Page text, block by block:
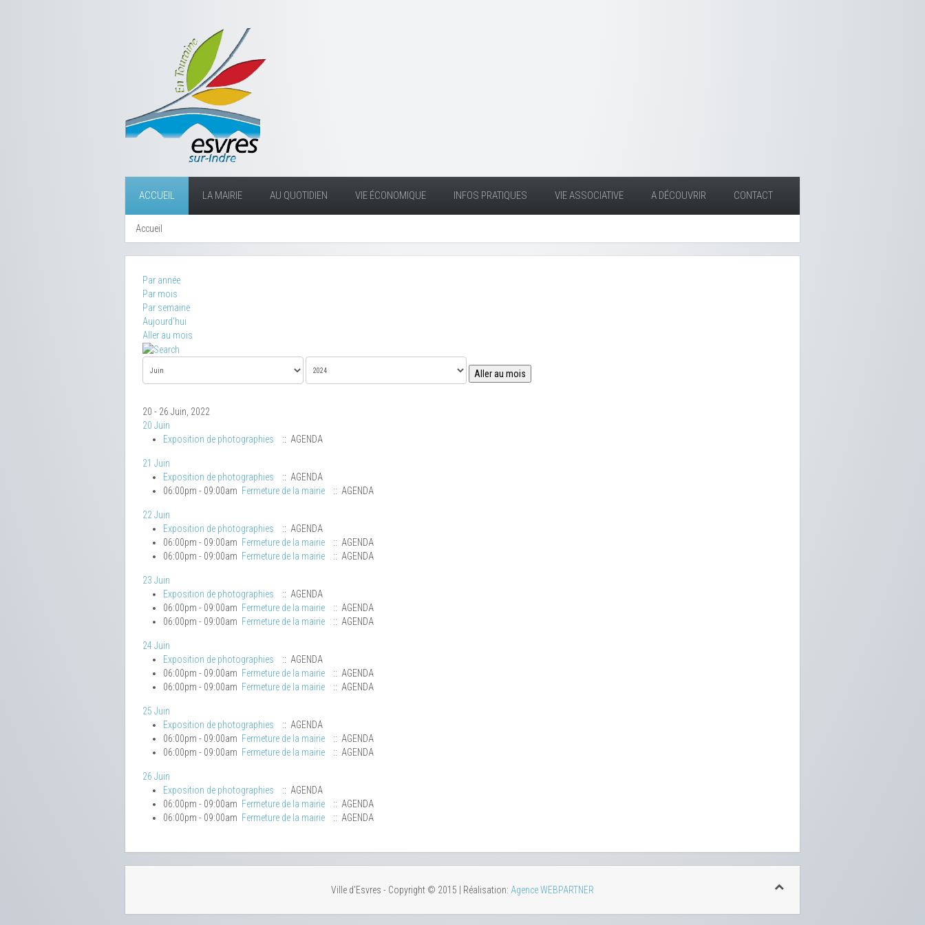
ACCUEIL LA MAIRIE AU QUOTIDIEN VIE ÉCONOMIQUE INFOS PRATIQUES VIE ASSOCIATIVE A DÉCOUVRIR CONTACT
Accueil
Par année
Par mois
Par semaine
Aujourd'hui
Aller au mois
Aller au mois
20 - 26 Juin, 2022
20 Juin
Exposition de photographies
:: AGENDA
21 Juin
Exposition de photographies
:: AGENDA
06:00pm - 09:00am Fermeture de la mairie :: AGENDA
22 Juin
Exposition de photographies
:: AGENDA
06:00pm - 09:00am Fermeture de la mairie
:: AGENDA
06:00pm - 09:00am Fermeture de la mairie :: AGENDA
23 Juin
Exposition de photographies
:: AGENDA
06:00pm - 09:00am Fermeture de la mairie
:: AGENDA
06:00pm - 09:00am Fermeture de la mairie :: AGENDA
24 Juin
Exposition de photographies
:: AGENDA
06:00pm - 09:00am Fermeture de la mairie
:: AGENDA
06:00pm - 09:00am Fermeture de la mairie :: AGENDA
25 Juin
Exposition de photographies
:: AGENDA
06:00pm - 09:00am Fermeture de la mairie
:: AGENDA
06:00pm - 09:00am Fermeture de la mairie :: AGENDA
26 Juin
Exposition de photographies
:: AGENDA
06:00pm - 09:00am Fermeture de la mairie
:: AGENDA
06:00pm - 09:00am Fermeture de la mairie :: AGENDA
Ville d'Esvres - Copyright © 2015 | Réalisation: Agence WEBPARTNER